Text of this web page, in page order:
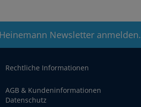
Newsletter anmelden.
Rechtliche Informationen
AGB & Kundeninformationen
Datenschutz